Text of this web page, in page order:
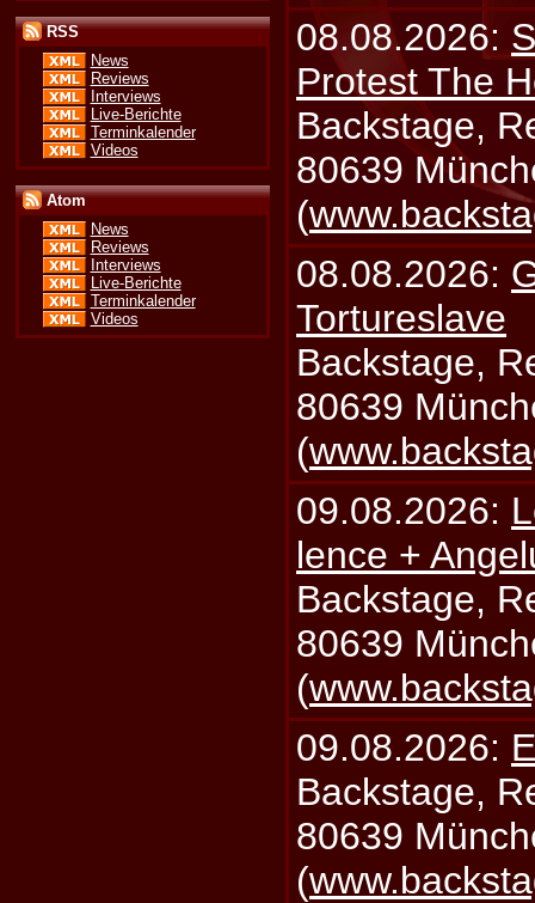
RSS
News
Reviews
Interviews
Live-Berichte
Terminkalender
Videos
Atom
News
Reviews
Interviews
Live-Berichte
Terminkalender
Videos
08.08.2026:
Protest The
Backstage,
80639
(
08.08.2026:
Tortureslave
Backstage,
80639
(
09.08.2026:
lence +
Backstage,
80639
(
09.08.2026:
Backstage,
80639
(